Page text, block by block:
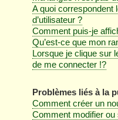
A quoi correspondent
d’utilisateur ?
Comment puis-je
Qu’est-ce que mon
Lorsque je clique sur
de me connecter !?
Problèmes liés à la
Comment créer un
Comment modifier